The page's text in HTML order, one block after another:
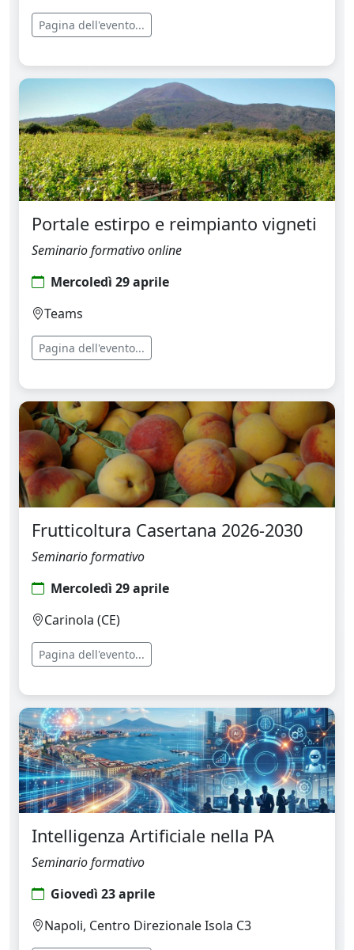
Pagina dell'evento...
Portale estirpo e reimpianto vigneti
Seminario formativo online
Mercoledì 29 aprile
Teams
Pagina dell'evento...
Frutticoltura Casertana 2026-2030
Seminario formativo
Mercoledì 29 aprile
Carinola (CE)
Pagina dell'evento...
Intelligenza Artificiale nella PA
Seminario formativo
Giovedì 23 aprile
Napoli, Centro Direzionale Isola C3